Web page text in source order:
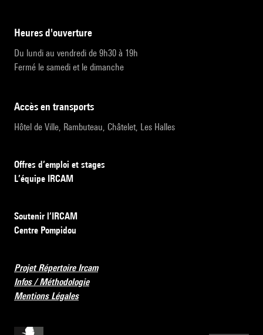
heures d'ouverture
Du lundi au vendredi de 9h30 à 19h
Fermé le samedi et le dimanche
accès en transports
Hôtel de Ville, Rambuteau, Châtelet, Les Halles
Offres d’emploi et stages
L’équipe IRCAM
Soutenir l’IRCAM
Centre Pompidou
Projet Répertoire Ircam
Infos / Méthodologie
Mentions Légales